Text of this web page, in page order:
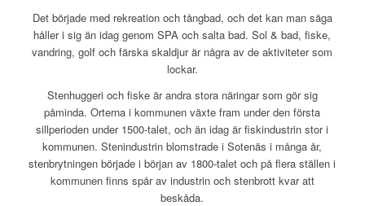
Det började med rekreation och tångbad, och det kan man säga
håller i sig än idag genom SPA och salta bad. Sol & bad, fiske,
vandring, golf och färska skaldjur är några av de aktiviteter som
lockar.
Stenhuggeri och fiske är andra stora näringar som gör sig
påminda. Orterna i kommunen växte fram under den första
sillperioden under 1500-talet, och än idag är fiskindustrin stor i
kommunen. Stenindustrin blomstrade i Sotenäs i många år,
stenbrytningen började i början av 1800-talet och på flera ställen i
kommunen finns spår av industrin och stenbrott kvar att
beskåda.